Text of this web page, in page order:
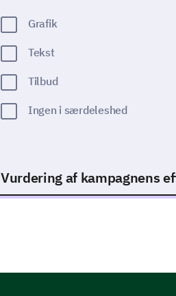
Grafik
Tekst
Tilbud
Ingen i særdeleshed
Vurdering af kampagnens